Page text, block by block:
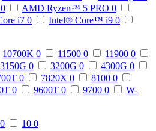
0 AMD Ryzen™ 5 PRO 0
i7 0 Intel® Core™ i9 0
10700K 0 11500 0 11900 0
3150G 0 3200G 0 4300G 0
0 7820X 0 8100 0
0 9600T 0 9700 0
W-
0 10 0